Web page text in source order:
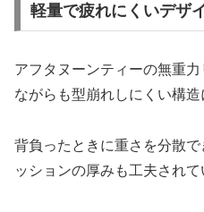
軽量で疲れにくいデザ
アフタヌーンティーの無重
ながらも型崩れしにくい構造
背負ったときに重さを分散
ッションの厚みも工夫されて